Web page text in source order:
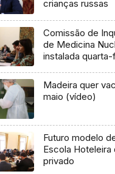
crianças russas
Comissão de
de Medicina
instalada quarta-
Madeira quer
maio (vídeo)
Futuro modelo
Escola Hoteleira
privado